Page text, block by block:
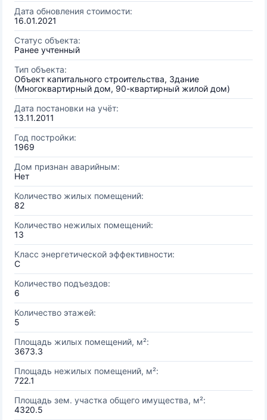
Дата обновления стоимости:
16.01.2021
Статус объекта:
Ранее учтенный
Тип объекта:
Объект капитального строительства, Здание
(Многоквартирный дом, 90-квартирный жилой дом)
Дата постановки на учёт:
13.11.2011
Год постройки:
1969
Дом признан аварийным:
Нет
Количество жилых помещений:
82
Количество нежилых помещений:
13
Класс энергетической эффективности:
C
Количество подъездов:
6
Количество этажей:
5
Площадь жилых помещений, м²:
3673.3
Площадь нежилых помещений, м²:
722.1
Площадь зем. участка общего имущества, м²:
4320.5